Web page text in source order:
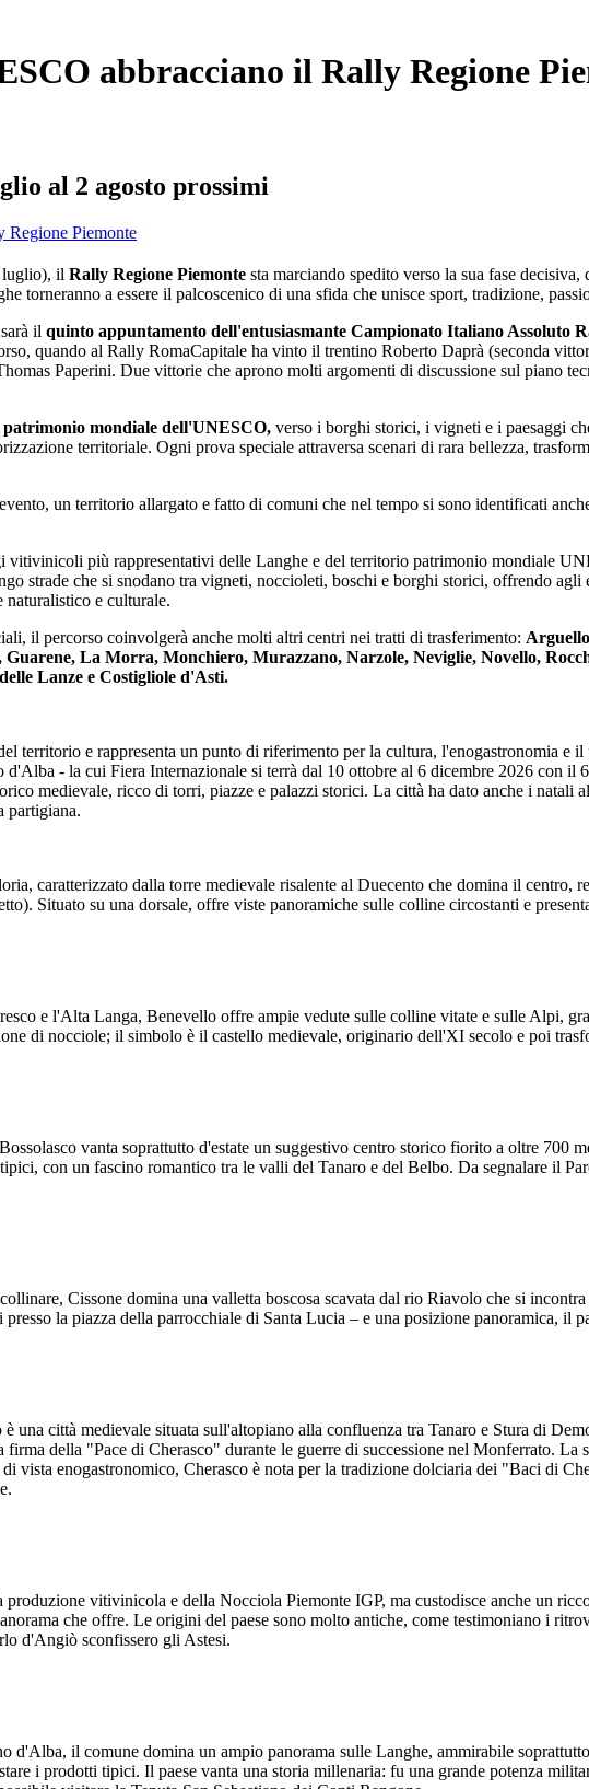
abbracciano il Rally Regione
al 2 agosto prossimi
luglio), il Rally Regione Piemonte sta marciando spedito verso la sua fase
torneranno a essere il palcoscenico di una sfida che unisce sport, tradizione,
sarà il quinto appuntamento dell'entusiasmante Campionato Italiano Assoluto
quando al Rally RomaCapitale ha vinto il trentino Roberto Daprà (seconda
Paperini. Due vittorie che aprono molti argomenti di discussione sul piano
patrimonio mondiale dell'UNESCO, verso i borghi storici, i vigneti e i paesaggi
territoriale. Ogni prova speciale attraversa scenari di rara bellezza,
un territorio allargato e fatto di comuni che nel tempo si sono identificati
vitivinicoli più rappresentativi delle Langhe e del territorio patrimonio mondiale
strade che si snodano tra vigneti, noccioleti, boschi e borghi storici, offrendo agli
e culturale.
il percorso coinvolgerà anche molti altri centri nei tratti di trasferimento:
La Morra, Monchiero, Murazzano, Narzole, Neviglie, Novello,
Lanze e Costigliole d'Asti.
territorio e rappresenta un punto di riferimento per la cultura, l'enogastronomia e
- la cui Fiera Internazionale si terrà dal 10 ottobre al 6 dicembre 2026 con
medievale, ricco di torri, piazze e palazzi storici. La città ha dato anche i natali
partigiana.
caratterizzato dalla torre medievale risalente al Duecento che domina il centro,
Situato su una dorsale, offre viste panoramiche sulle colline circostanti e
e l'Alta Langa, Benevello offre ampie vedute sulle colline vitate e sulle Alpi,
di nocciole; il simbolo è il castello medievale, originario dell'XI secolo e poi
vanta soprattutto d'estate un suggestivo centro storico fiorito a oltre 700
con un fascino romantico tra le valli del Tanaro e del Belbo. Da segnalare il
Cissone domina una valletta boscosa scavata dal rio Riavolo che si
la piazza della parrocchiale di Santa Lucia – e una posizione panoramica, il
una città medievale situata sull'altopiano alla confluenza tra Tanaro e Stura di
della "Pace di Cherasco" durante le guerre di successione nel Monferrato.
vista enogastronomico, Cherasco è nota per la tradizione dolciaria dei "Baci di
vitivinicola e della Nocciola Piemonte IGP, ma custodisce anche un
che offre. Le origini del paese sono molto antiche, come testimoniano i
d'Angiò sconfissero gli Astesi.
il comune domina un ampio panorama sulle Langhe, ammirabile
i prodotti tipici. Il paese vanta una storia millenaria: fu una grande potenza